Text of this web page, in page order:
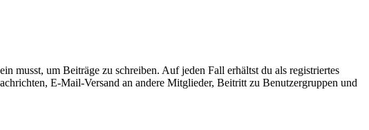
musst, um Beiträge zu schreiben. Auf jeden Fall erhältst du als registriertes
E-Mail-Versand an andere Mitglieder, Beitritt zu Benutzergruppen und